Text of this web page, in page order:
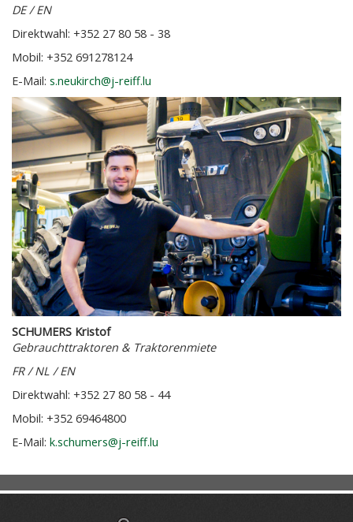
DE / EN
Direktwahl: +352 27 80 58 - 38
Mobil: +352 691278124
E-Mail: s.neukirch@j-reiff.lu
SCHUMERS Kristof
Gebrauchttraktoren & Traktorenmiete
FR / NL / EN
Direktwahl: +352 27 80 58 - 44
Mobil: +352 69464800
E-Mail: k.schumers@j-reiff.lu